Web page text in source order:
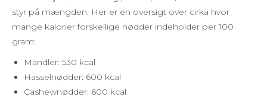
styr på mængden. Her er en oversigt over cirka hvor
mange kalorier forskellige nødder indeholder per 100
gram:
Mandler: 530 kcal
Hasselnødder: 600 kcal
Cashewnødder: 600 kcal